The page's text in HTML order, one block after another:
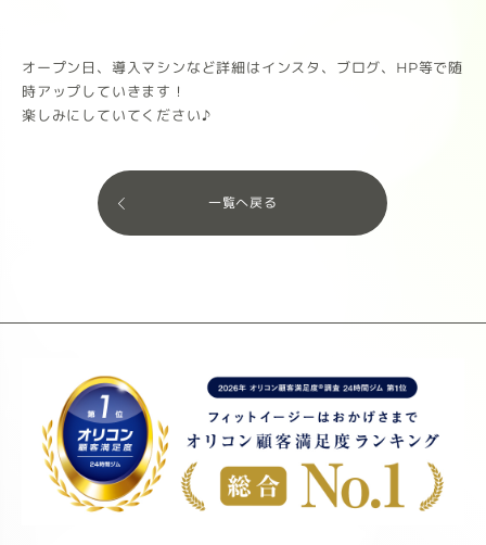
オープン日、導入マシンなど詳細はインスタ、ブログ、HP等で随
時アップしていきます！
楽しみにしていてください♪
一覧へ戻る